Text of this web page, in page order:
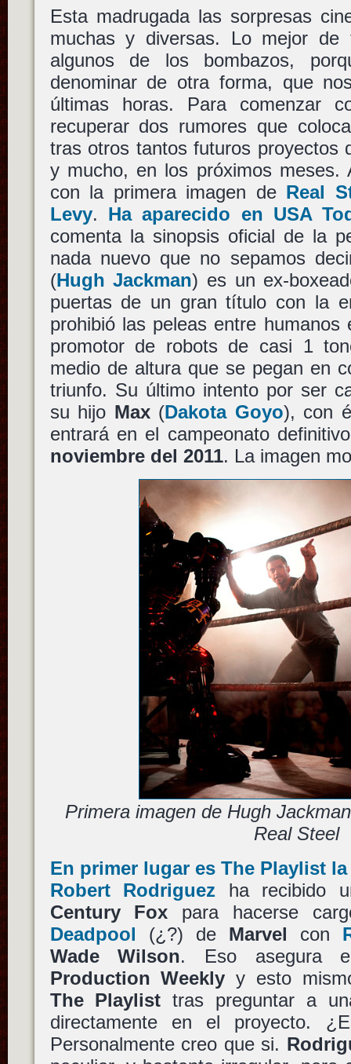
Esta madrugada las sorpresas
muchas y diversas. Lo mejor de
algunos de los bombazos,
denominar de otra forma, que
últimas horas. Para comenzar
recuperar dos rumores que
tras otros tantos futuros proyectos
y mucho, en los próximos meses.
con la primera imagen de Real
Levy. Ha aparecido en USA
comenta la sinopsis oficial de la
nada nuevo que no sepamos
(Hugh Jackman) es un ex-
puertas de un gran título con la
prohibió las peleas entre
promotor de robots de casi 1
medio de altura que se pegan en
triunfo. Su último intento por ser
su hijo Max(Dakota Goyo), con
entrará en el campeonato
noviembre del 2011. La imagen
Primera imagen de Hugh
Real Steel
En primer lugar es The Playlist
Robert Rodriguez ha recibido
Century Fox para hacerse
Deadpool (¿?) de Marvel con
Wade Wilson. Eso asegura
Production Weekly y esto
The Playlist tras preguntar a
directamente en el proyecto.
Personalmente creo que si.